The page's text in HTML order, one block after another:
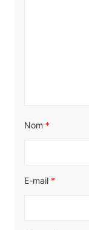
Nom *
E-mail *